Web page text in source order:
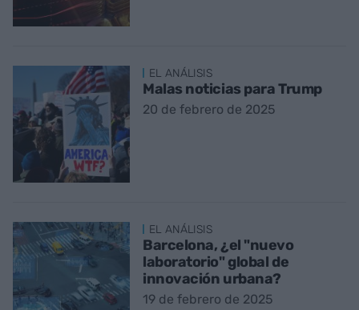
EL ANÁLISIS
Malas noticias para Trump
20 de febrero de 2025
EL ANÁLISIS
Barcelona, ​​¿el "nuevo
laboratorio" global de
innovación urbana?
19 de febrero de 2025